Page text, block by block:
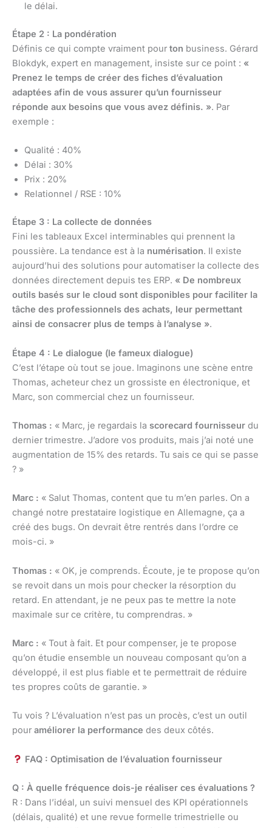
le délai.
Étape 2 : La pondération
Définis ce qui compte vraiment pour ton business. Gérard
Blokdyk, expert en management, insiste sur ce point : «
Prenez le temps de créer des fiches d’évaluation
adaptées afin de vous assurer qu’un fournisseur
réponde aux besoins que vous avez définis. ». Par
exemple :
Qualité : 40%
Délai : 30%
Prix : 20%
Relationnel / RSE : 10%
Étape 3 : La collecte de données
Fini les tableaux Excel interminables qui prennent la
poussière. La tendance est à la numérisation. Il existe
aujourd’hui des solutions pour automatiser la collecte des
données directement depuis tes ERP. « De nombreux
outils basés sur le cloud sont disponibles pour faciliter la
tâche des professionnels des achats, leur permettant
ainsi de consacrer plus de temps à l’analyse ».
Étape 4 : Le dialogue (le fameux dialogue)
C’est l’étape où tout se joue. Imaginons une scène entre
Thomas, acheteur chez un grossiste en électronique, et
Marc, son commercial chez un fournisseur.
Thomas : « Marc, je regardais la scorecard fournisseur du
dernier trimestre. J’adore vos produits, mais j’ai noté une
augmentation de 15% des retards. Tu sais ce qui se passe
? »
Marc : « Salut Thomas, content que tu m’en parles. On a
changé notre prestataire logistique en Allemagne, ça a
créé des bugs. On devrait être rentrés dans l’ordre ce
mois-ci. »
Thomas : « OK, je comprends. Écoute, je te propose qu’on
se revoit dans un mois pour checker la résorption du
retard. En attendant, je ne peux pas te mettre la note
maximale sur ce critère, tu comprendras. »
Marc : « Tout à fait. Et pour compenser, je te propose
qu’on étudie ensemble un nouveau composant qu’on a
développé, il est plus fiable et te permettrait de réduire
tes propres coûts de garantie. »
Tu vois ? L’évaluation n’est pas un procès, c’est un outil
pour améliorer la performance des deux côtés.
FAQ : Optimisation de l’évaluation fournisseur
Q : À quelle fréquence dois-je réaliser ces évaluations ?
R : Dans l’idéal, un suivi mensuel des KPI opérationnels
(délais, qualité) et une revue formelle trimestrielle ou